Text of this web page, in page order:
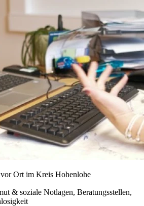
Ort im Kreis Hohenlohe
& soziale Notlagen, Beratungsstellen,